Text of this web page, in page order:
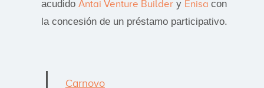
acudido Antai Venture Buildery Enisa con
la concesión de un préstamo participativo.
Carnovo